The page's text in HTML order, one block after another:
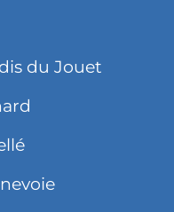
du Jouet